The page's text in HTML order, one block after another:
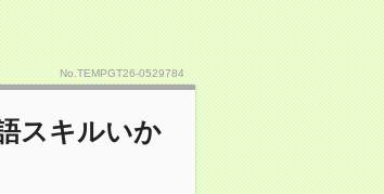
No.TEMPGT26-0529784
スキルいか